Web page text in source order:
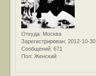
Откуда: Москва
Зарегистрирован: 2012-10-30
Сообщений: 671
Пол: Женский